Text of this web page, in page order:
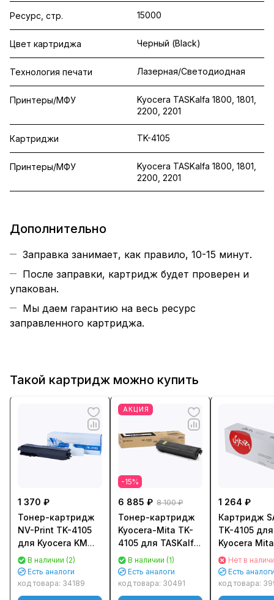
Ресурс, стр. 15000
Цвет картриджа Черный (Black)
Технология печати Лазерная/Светодиодная
Принтеры/МФУ
Kyocera TASKalfa 1800, 1801,
2200, 2201
Картриджи TK-4105
Принтеры/МФУ
Kyocera TASKalfa 1800, 1801,
2200, 2201
Дополнительно
Заправка занимает, как правило, 10-15 минут.
После заправки, картридж будет проверен и
упакован.
Мы даем гарантию на весь ресурс
заправленного картриджа.
Такой картридж можно купить
1 370 ₽
Тонер-картридж
NV-Print TK-4105
для Kyocera KM
TASKalfa 1800/
2200/ 1801/ 2201
(15000стр.)
В наличии (2)
Есть аналоги
код товара: 34189
АКЦИЯ
-15%
6 885 ₽ 8 100 ₽
Тонер-картридж
Kyocera-Mita TK-
4105 для TASKalfa
1800/ 2200/ 1801/
2201 (15 000стр.)
Черный (Black)
Оригинальный
В наличии (1)
Есть аналоги
код товара: 30491
1 264 ₽
Картридж
TK-4105 для
Kyocera Mita
TASKalfa
1801/ 2200/
Черный
000 к.)
Нет в
Есть
код товара: